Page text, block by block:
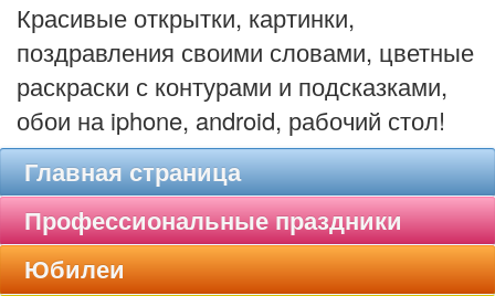
Красивые открытки, картинки,
поздравления своими словами, цветные
раскраски с контурами и подсказками,
обои на iphone, android, рабочий стол!
Главная страница
Профессиональные праздники
Юбилеи